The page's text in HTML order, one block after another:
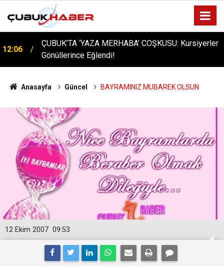
12:06
ÇUBUK’TA ‘YAZA MERHABA’ COŞKUSU: Kursiyerler
Gönüllerince Eğlendi!
Anasayfa Güncel BAYRAMINIZ MUBAREK OLSUN
09:53
12 Ekim 2007